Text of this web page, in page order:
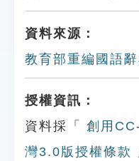
資料來源：
教育部重編國語
授權資訊：
資料採「
創用
灣3.0版授權條款